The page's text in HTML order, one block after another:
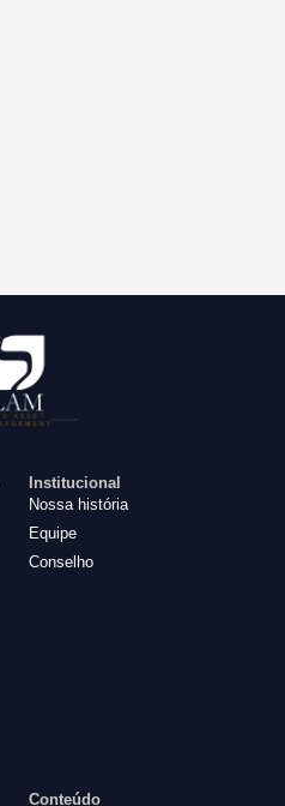
Institucional
Nossa história
Equipe
Conselho
Conteúdo